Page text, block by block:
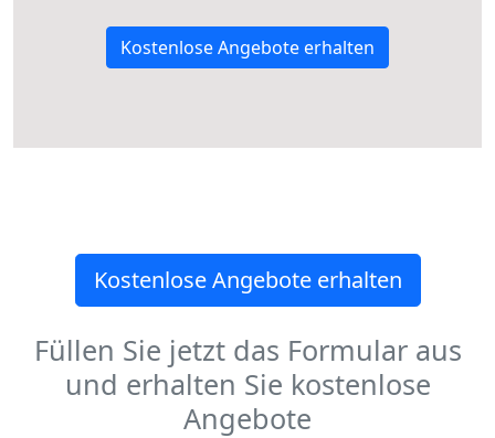
Kostenlose Angebote erhalten
Kostenlose Angebote erhalten
Füllen Sie jetzt das Formular aus
und erhalten Sie kostenlose
Angebote